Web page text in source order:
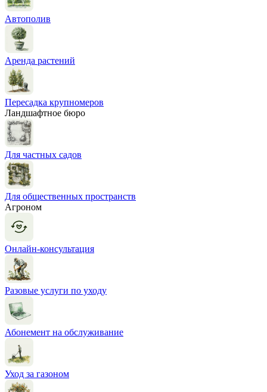
Автополив
Аренда растений
Пересадка крупномеров
Ландшафтное бюро
Для частных садов
Для общественных пространств
Агроном
Онлайн-консультация
Разовые услуги по уходу
Абонемент на обслуживание
Уход за газоном